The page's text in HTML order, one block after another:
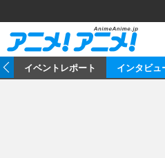
イベントレポート インタビュ